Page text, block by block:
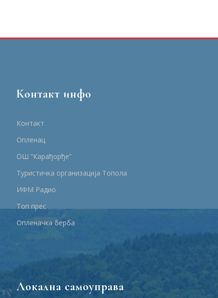
Контакт инфо
Контакт
Опленац
ОШ “Карађорђе”
Туристичка организација Топола
ИФМ Радио
Топ прес
Опленачка берба
Локална самоуправа